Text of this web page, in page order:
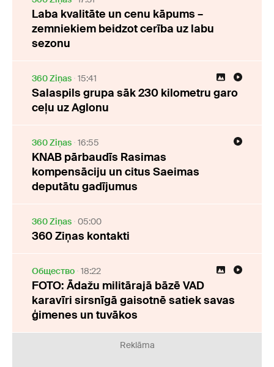
Laba kvalitāte un cenu kāpums –
zemniekiem beidzot cerība uz labu
sezonu
360 Ziņas 15:41
Salaspils grupa sāk 230 kilometru garo
ceļu uz Aglonu
360 Ziņas 16:55
KNAB pārbaudīs Rasimas
kompensāciju un citus Saeimas
deputātu gadījumus
360 Ziņas 05:00
360 Ziņas kontakti
Oбщество 18:22
FOTO: Ādažu militārajā bāzē VAD
karavīri sirsnīgā gaisotnē satiek savas
ģimenes un tuvākos
Reklāma